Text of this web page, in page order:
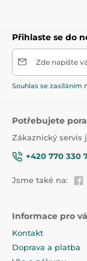
Přihlaste se do
Zde napište
Souhlas se zasíláním
Potřebujete
Zákaznický servis
+420 770 330
Jsme také na:
Informace pro
Kontakt
Doprava a platba